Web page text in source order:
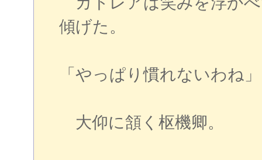
傾げた。
「やっぱり慣れないわね」
大仰に頷く枢機卿。